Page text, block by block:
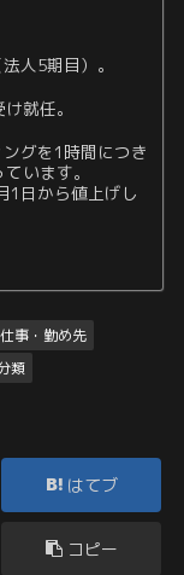
人5期目）。
就任。
グを1時間につき
います。
1日から値上げし
仕事・勤め先
類
はてブ
コピー